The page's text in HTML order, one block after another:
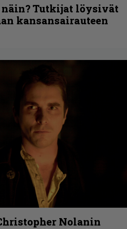
näin? Tutkijat löysivät
kansansairauteen
Nolanin